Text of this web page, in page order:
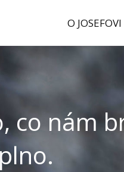
O JOSEFOVI
co nám